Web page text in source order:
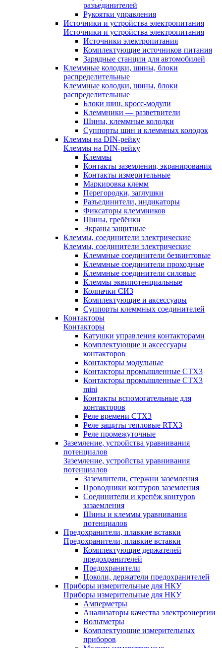
разъединителей
Рукоятки управления
Источники и устройства электропитания
Источники и устройства электропитания
Источники электропитания
Комплектующие источников питания
Зарядные станции для автомобилей
Клеммные колодки, шины, блоки
распределительные
Клеммные колодки, шины, блоки
распределительные
Блоки шин, кросс-модули
Клеммники — разветвители
Шины, клеммные колодки
Суппорты шин и клеммных колодок
Клеммы на DIN-рейку
Клеммы на DIN-рейку
Клеммы
Контакты заземления, экранирования
Контакты измерительные
Маркировка клемм
Перегородки, заглушки
Разъединители, индикаторы
Фиксаторы клеммников
Шины, гребёнки
Экраны защитные
Клеммы, соединители электрические
Клеммы, соединители электрические
Клеммные соединители безвинтовые
Клеммные соединители проходные
Клеммные соединители силовые
Клеммы эквипотенциальные
Колпачки СИЗ
Комплектующие и аксессуары
Суппорты клеммных соединителей
Контакторы
Контакторы
Катушки управления контакторами
Комплектующие и аксессуары
контакторов
Контакторы модульные
Контакторы промышленные CTX3
Контакторы промышленные CTX3
mini
Контакты вспомогательные для
контакторов
Реле времени CTX3
Реле защиты тепловые RTX3
Реле промежуточные
Заземление, устройства уравнивания
потенциалов
Заземление, устройства уравнивания
потенциалов
Заземлители, стержни заземления
Проводники контуров заземления
Соединители и крепёж контуров
зазаемления
Шины и клеммы уравнивания
потенциалов
Предохранители, плавкие вставки
Предохранители, плавкие вставки
Комплектующие держателей
предохранителей
Предохранители
Цоколи, держатели предохранителей
Приборы измерительные для НКУ
Приборы измерительные для НКУ
Амперметры
Анализаторы качества электроэнергии
Вольтметры
Комплектующие измерительных
приборов